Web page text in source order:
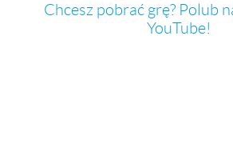
Chcesz pobrać grę? Polub
YouTube!